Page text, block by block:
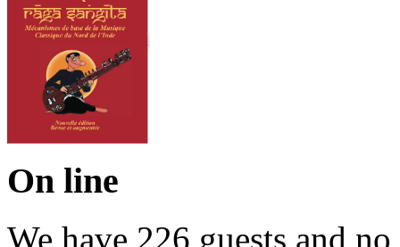
On line
We have 226 guests and